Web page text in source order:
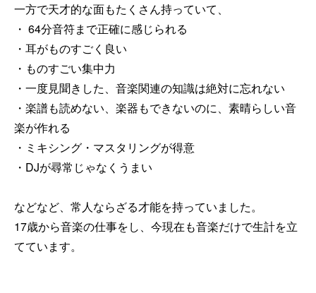
一方で天才的な面もたくさん持っていて、
・ 64分音符まで正確に感じられる
・耳がものすごく良い
・ものすごい集中力
・一度見聞きした、音楽関連の知識は絶対に忘れない
・楽譜も読めない、楽器もできないのに、素晴らしい音
楽が作れる
・ミキシング・マスタリングが得意
・DJが尋常じゃなくうまい
などなど、常人ならざる才能を持っていました。
17歳から音楽の仕事をし、今現在も音楽だけで生計を立
てています。